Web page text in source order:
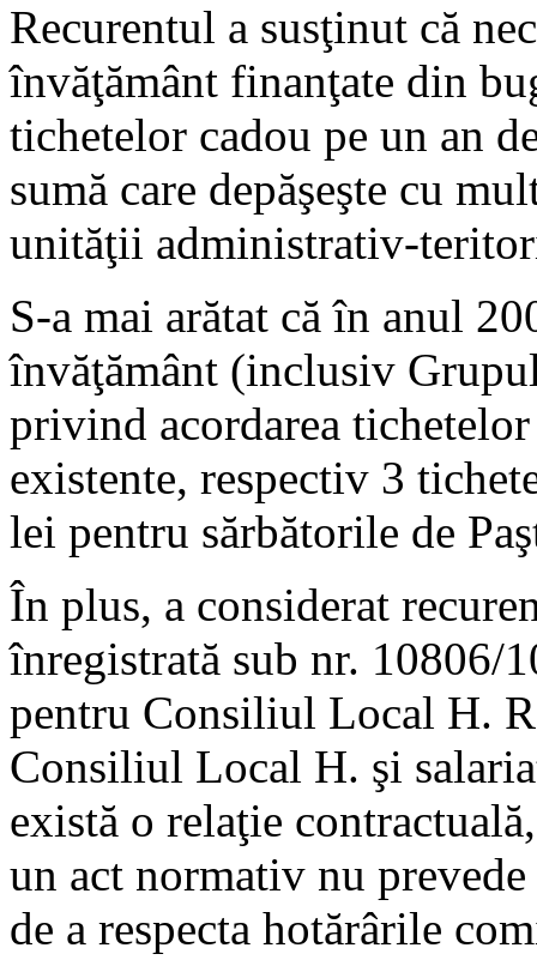
Recurentul a susţinut că
învăţământ finanţate din
tichetelor cadou pe un an
sumă care depăşeşte cu
unităţii administrativ-
S-a mai arătat că în anul
învăţământ (inclusiv
privind acordarea
existente, respectiv 3
lei pentru sărbătorile de
În plus, a considerat
înregistrată sub nr. 10806/
pentru Consiliul Local H.
Consiliul Local H. şi
există o relaţie
un act normativ nu
de a respecta hotărârile